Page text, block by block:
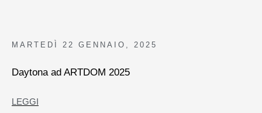
MARTEDÌ 22 GENNAIO, 2025
Daytona ad ARTDOM 2025
LEGGI